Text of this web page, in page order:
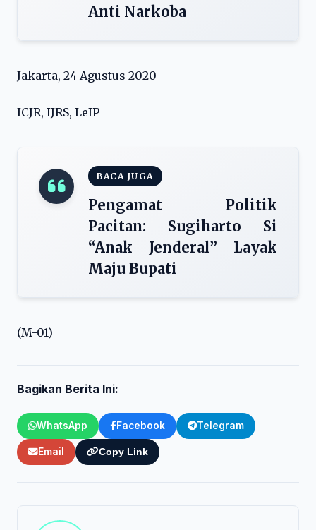
Anti Narkoba
Jakarta, 24 Agustus 2020
ICJR, IJRS, LeIP
BACA JUGA
Pengamat Politik
Pacitan: Sugiharto Si
“Anak Jenderal” Layak
Maju Bupati
(M-01)
Bagikan Berita Ini:
WhatsApp Facebook Telegram
Email Copy Link